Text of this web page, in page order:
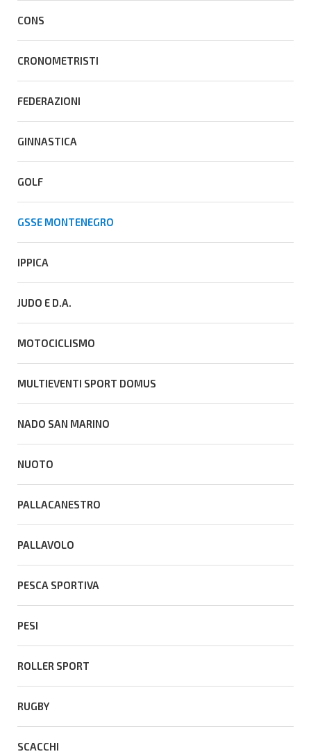
CONS
CRONOMETRISTI
FEDERAZIONI
GINNASTICA
GOLF
GSSE MONTENEGRO
IPPICA
JUDO E D.A.
MOTOCICLISMO
MULTIEVENTI SPORT DOMUS
NADO SAN MARINO
NUOTO
PALLACANESTRO
PALLAVOLO
PESCA SPORTIVA
PESI
ROLLER SPORT
RUGBY
SCACCHI